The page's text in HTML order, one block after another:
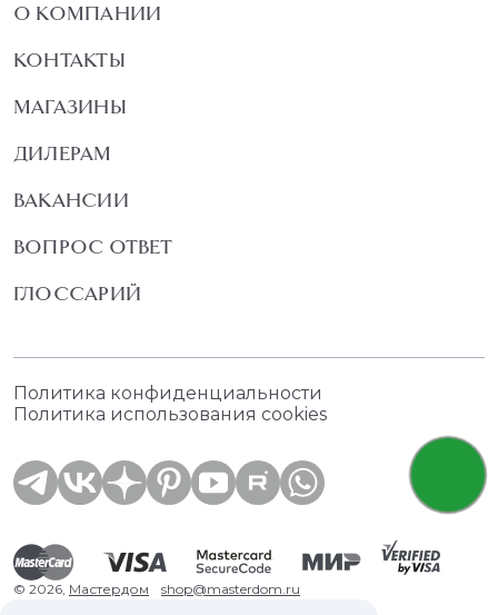
О КОМПАНИИ
КОНТАКТЫ
МАГАЗИНЫ
ДИЛЕРАМ
ВАКАНСИИ
ВОПРОС ОТВЕТ
ГЛОССАРИЙ
Политика конфиденциальности
Политика использования cookies
© 2026, Мастердом shop@masterdom.ru